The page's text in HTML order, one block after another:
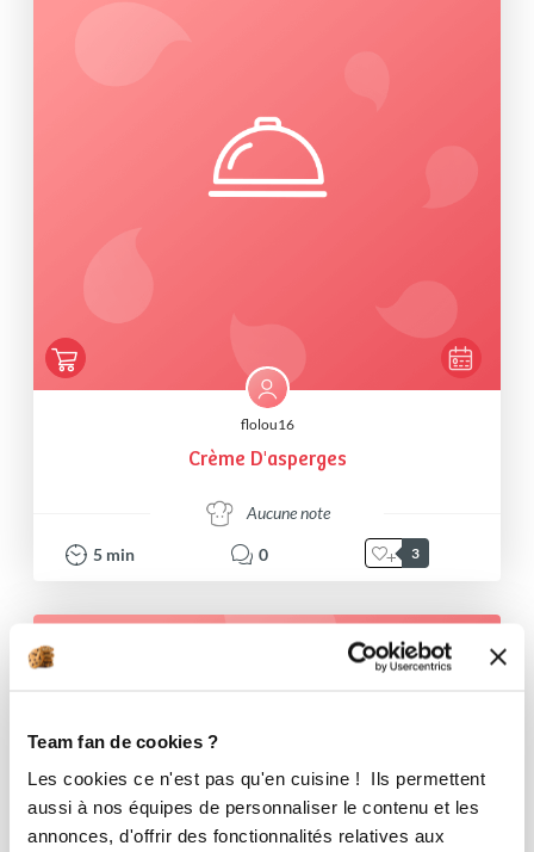
Team fan de cookies ?
Les cookies ce n'est pas qu'en cuisine ! Ils permettent
aussi à nos équipes de personnaliser le contenu et les
annonces, d'offrir des fonctionnalités relatives aux
flolou16
Crème D'asperges
Aucune note
5 min 0 3